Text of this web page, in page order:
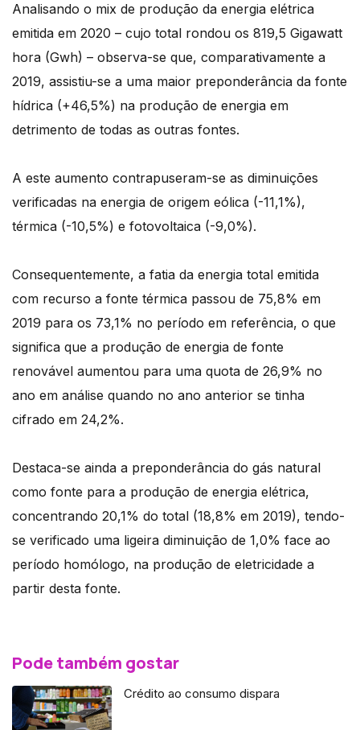
Analisando o mix de produção da energia elétrica
emitida em 2020 – cujo total rondou os 819,5 Gigawatt
hora (Gwh) – observa-se que, comparativamente a
2019, assistiu-se a uma maior preponderância da fonte
hídrica (+46,5%) na produção de energia em
detrimento de todas as outras fontes.
A este aumento contrapuseram-se as diminuições
verificadas na energia de origem eólica (-11,1%),
térmica (-10,5%) e fotovoltaica (-9,0%).
Consequentemente, a fatia da energia total emitida
com recurso a fonte térmica passou de 75,8% em
2019 para os 73,1% no período em referência, o que
significa que a produção de energia de fonte
renovável aumentou para uma quota de 26,9% no
ano em análise quando no ano anterior se tinha
cifrado em 24,2%.
Destaca-se ainda a preponderância do gás natural
como fonte para a produção de energia elétrica,
concentrando 20,1% do total (18,8% em 2019), tendo-
se verificado uma ligeira diminuição de 1,0% face ao
período homólogo, na produção de eletricidade a
partir desta fonte.
Pode também gostar
Crédito ao consumo dispara